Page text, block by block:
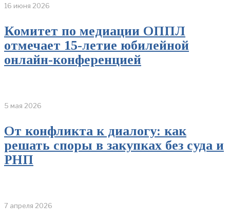
16 июня 2026
Комитет по медиации ОППЛ
отмечает 15-летие юбилейной
онлайн-конференцией
5 мая 2026
От конфликта к диалогу: как
решать споры в закупках без суда и
РНП
7 апреля 2026